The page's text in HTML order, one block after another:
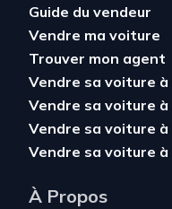
Guide du vendeur
Vendre ma voiture
Trouver mon agent
Vendre sa voiture à
Vendre sa voiture à
Vendre sa voiture à
Vendre sa voiture à
À Propos